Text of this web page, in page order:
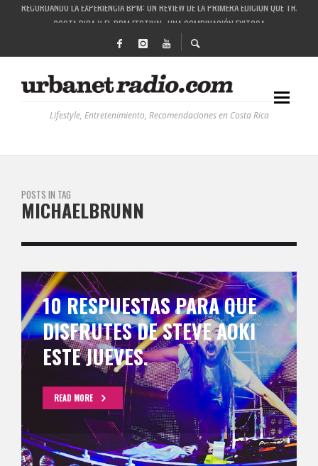
COSTA RICA Y EL BPM FESTIVAL: UNA COMBINACIÓN EXITOSA
RUTAS NATURBANAS: EL PROYECTO QUE ESTÁ TRANSFORMANDO LA CALIDAD DE
LA HISTORIA DETRÁS DE LA MÚSICA ELECTRÓNICA: BBC RADIOPHONIC WORKSHOP
Lifestyle, Entretenimiento, Recomendaciones en Costa Rica
POSTS IN TAG
MICHAELBRUNN
10 RESPUESTAS PARA QUE
DISFRUTES DE STEVE AOKI
ESTE JUEVES.
READ MORE